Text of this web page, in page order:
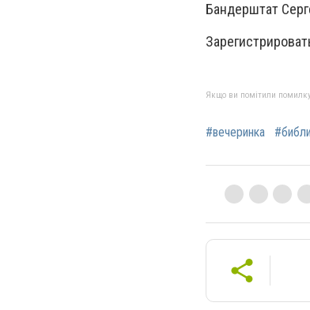
Бандерштат
Якщо ви помітили помилку,
#вечеринка